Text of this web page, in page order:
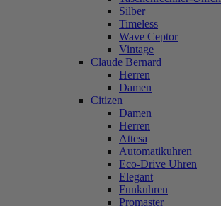
Silber
Timeless
Wave Ceptor
Vintage
Claude Bernard
Herren
Damen
Citizen
Damen
Herren
Attesa
Automatikuhren
Eco-Drive Uhren
Elegant
Funkuhren
Promaster